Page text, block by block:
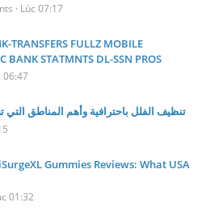
Lúc 07:17
TRANSFERS FULLZ MOBILE
BANK STATMNTS DL-SSN PROS
06:47
تنظيف الفلل باحترافية وأهم المناطق التي
Gummies Reviews: What USA
01:32